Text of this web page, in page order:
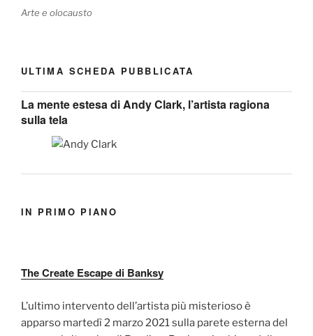
Arte e olocausto
ULTIMA SCHEDA PUBBLICATA
La mente estesa di Andy Clark, l’artista ragiona
sulla tela
IN PRIMO PIANO
The Create Escape di Banksy
L’ultimo intervento dell’artista più misterioso è
apparso martedì 2 marzo 2021 sulla parete esterna del